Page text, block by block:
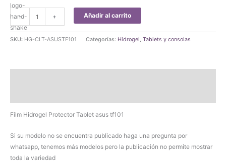
-
Film
Hidrogel
Protector
tf101
+ Añadir al carrito
SKU: HG-CLT-ASUSTF101 Categorías: Hidrogel , Tablets y consolas
Film Hidrogel Protector Tablet asus tf101
Si su modelo no se encuentra publicado haga una pregunta por
whatsapp, tenemos más modelos pero la publicación no permite mostrar
toda la variedad